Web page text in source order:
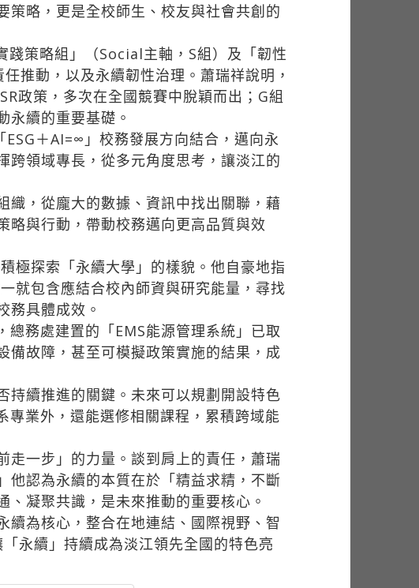
策略，更是全校師生、校友與社會共創的
策略組」（Social主軸，S組）及「韌性
推動，以及永續韌性治理。蕭瑞祥說明，
政策，多次在全國競賽中脫穎而出；G組
永續的重要基礎。
＋AI=∞」校務發展方向結合，邁向永
跨領域專長，從多元角度思考，讓淡江的
，從龐大的數據、資訊中找出關聯，藉
略與行動，帶動校務邁向更高品質與效
極探索「永續大學」的樣貌。他自豪地指
就包含應結合校內師資與研究能量，尋找
務具體成效。
務處建置的「EMS能源管理系統」已取
備故障，甚至可模擬政策實施的結果，成
續推進的關鍵。未來可以規劃開設特色
專業外，還能選修相關課程，累積跨域能
一步」的力量。談到肩上的責任，蕭瑞
他認為永續的本質在於「精益求精，不斷
凝聚共識，是未來推動的重要核心。
為核心，整合在地連結、國際視野、智
永續」持續成為淡江領先全國的特色亮